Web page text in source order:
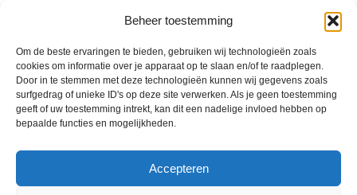
Beheer toestemming
Om de beste ervaringen te bieden, gebruiken wij technologieën zoals
cookies om informatie over je apparaat op te slaan en/of te raadplegen.
Door in te stemmen met deze technologieën kunnen wij gegevens zoals
surfgedrag of unieke ID's op deze site verwerken. Als je geen toestemming
geeft of uw toestemming intrekt, kan dit een nadelige invloed hebben op
bepaalde functies en mogelijkheden.
Accepteren
Een trotse coach
Mike van Alphen